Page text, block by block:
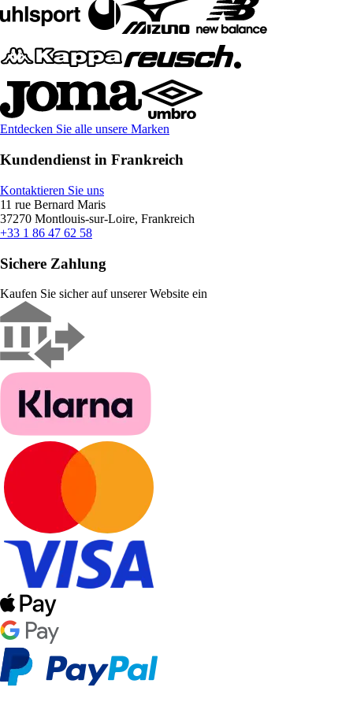
Entdecken Sie alle unsere Marken
Kundendienst in Frankreich
Kontaktieren Sie uns
11 rue Bernard Maris
37270 Montlouis-sur-Loire, Frankreich
+33 1 86 47 62 58
Sichere Zahlung
Kaufen Sie sicher auf unserer Website ein